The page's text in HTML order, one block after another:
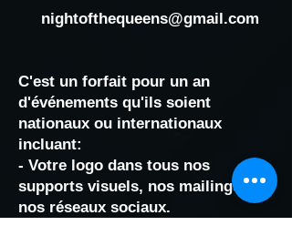
nightofthequeens@gmail.com
C'est un forfait pour un an
d'événements qu'ils soient
nationaux ou internationaux
incluant:
- Votre logo dans tous nos
supports visuels, nos mailings,
nos réseaux sociaux.